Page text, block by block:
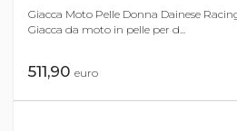
Giacca Moto Pelle Donna Dainese
Giacca da moto in pelle per d...
511,90 euro